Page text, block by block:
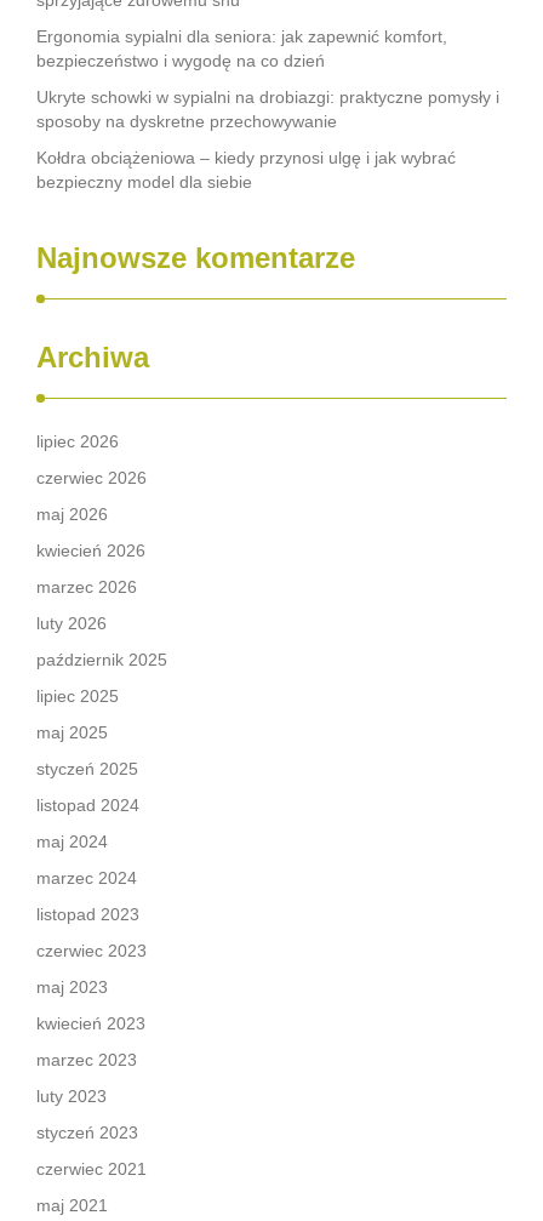
Ergonomia sypialni dla seniora: jak zapewnić komfort,
bezpieczeństwo i wygodę na co dzień
Ukryte schowki w sypialni na drobiazgi: praktyczne pomysły i
sposoby na dyskretne przechowywanie
Kołdra obciążeniowa – kiedy przynosi ulgę i jak wybrać
bezpieczny model dla siebie
Najnowsze komentarze
Archiwa
lipiec 2026
czerwiec 2026
maj 2026
kwiecień 2026
marzec 2026
luty 2026
październik 2025
lipiec 2025
maj 2025
styczeń 2025
listopad 2024
maj 2024
marzec 2024
listopad 2023
czerwiec 2023
maj 2023
kwiecień 2023
marzec 2023
luty 2023
styczeń 2023
czerwiec 2021
maj 2021